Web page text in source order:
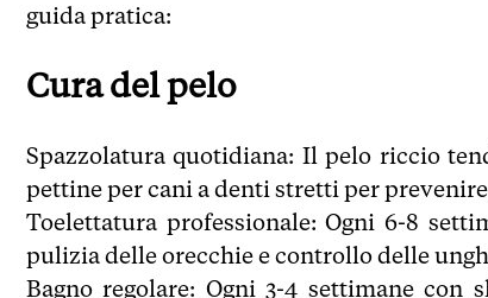
guida pratica:
Cura del pelo
Spazzolatura quotidiana: Il pelo riccio
pettine per cani a denti stretti per
Toelettatura professionale: Ogni 6-8
pulizia delle orecchie e controllo delle
Bagno regolare: Ogni 3-4 settimane con